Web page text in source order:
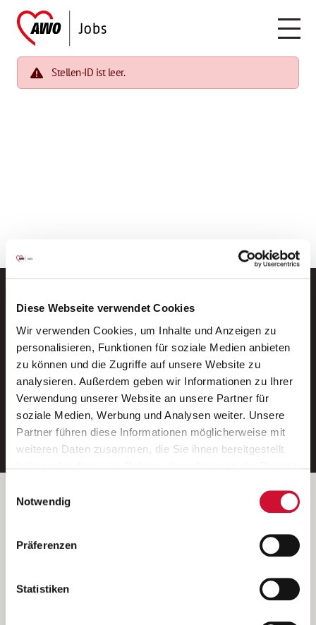
Diese Webseite verwendet Cookies
Wir verwenden Cookies, um Inhalte und Anzeigen zu
personalisieren, Funktionen für soziale Medien anbieten
zu können und die Zugriffe auf unsere Website zu
analysieren. Außerdem geben wir Informationen zu Ihrer
Verwendung unserer Website an unsere Partner für
soziale Medien, Werbung und Analysen weiter. Unsere
Partner führen diese Informationen möglicherweise mit
weiteren Daten zusammen, die Sie ihnen bereitgestellt
Wenn Sie auf „Cookies zulassen“ klicken, so stimmen
Sie der Speicherung sämtlicher Cookies zu. Sie können
Ihre Einwilligung selbstverständlich jederzeit widerrufen,
indem Sie die Cookie-Einstellungen aufrufen und diese
unsererDatenschutzerklärung
Notwendig
Präferenzen
Statistiken
Stellen-ID ist leer.
Neue Stellen per E-Mail.
Ein kostenloser Service von AWO
Jobs.
E-Mail-Adresse eintragen
Betreiber der Webseite
Kantstraße 45a
(Ein Tochterunternehmen des AWO Bezirksverbandes Unterfranken
e.V.)